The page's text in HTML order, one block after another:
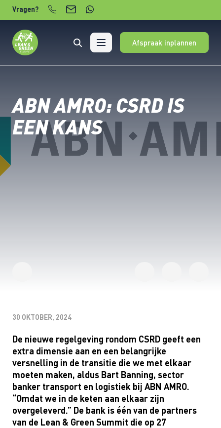
Verder naar content
Vragen?
Afspraak inplannen
ABN AMRO: CSRD IS
EEN KANS
30 OKTOBER, 2024
De nieuwe regelgeving rondom CSRD geeft een
extra dimensie aan en een belangrijke
versnelling in de transitie die we met elkaar
moeten maken, aldus Bart Banning, sector
banker transport en logistiek bij ABN AMRO.
“Omdat we in de keten aan elkaar zijn
overgeleverd.” De bank is één van de partners
van de Lean & Green Summit die op 27